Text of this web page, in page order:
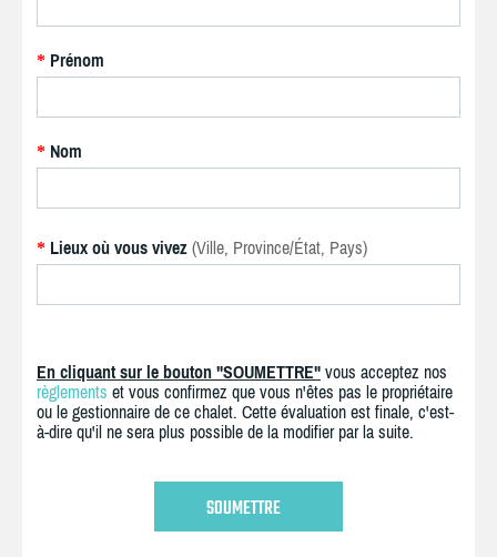
* Prénom
* Nom
* Lieux où vous vivez (Ville, Province/État, Pays)
En cliquant sur le bouton "SOUMETTRE" vous acceptez nos
règlements et vous confirmez que vous n'êtes pas le propriétaire
ou le gestionnaire de ce chalet. Cette évaluation est finale, c'est-
à-dire qu'il ne sera plus possible de la modifier par la suite.